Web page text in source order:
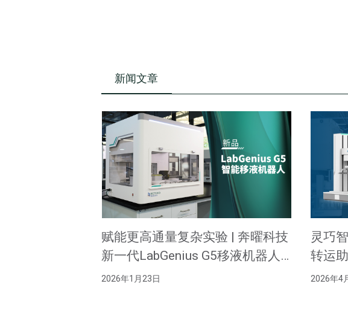
新闻文章
赋能更高通量复杂实验 | 奔曜科技
新一代LabGenius G5移液机器人
实力首发
2026年1月23日
灵巧
转运
的关
2026年4